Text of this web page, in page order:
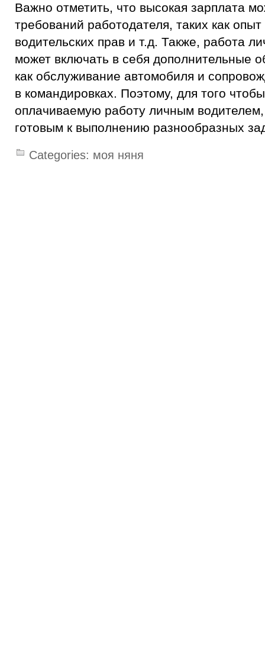
Важно отметить, что высокая зарплата
требований работодателя, таких как
водительских прав и т.д. Также, работа
может включать в себя дополнительные
как обслуживание автомобиля и
в командировках. Поэтому, для того
оплачиваемую работу личным
готовым к выполнению разнообразных
Categories: моя няня